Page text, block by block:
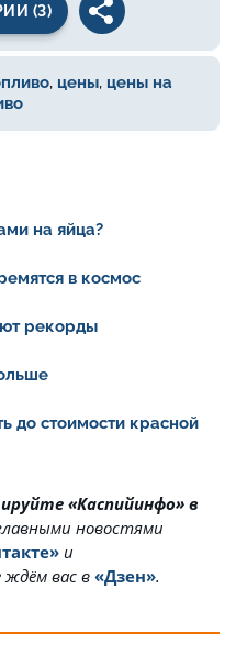
(3)
, цены, цены на
на яйца?
в космос
рекорды
до стоимости красной
«Каспийинфо» в
новостями
и
вас в«Дзен».